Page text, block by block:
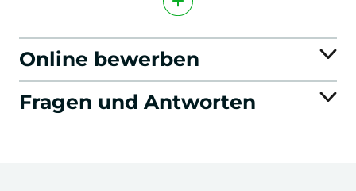
Online bewerben
Fragen und Antworten